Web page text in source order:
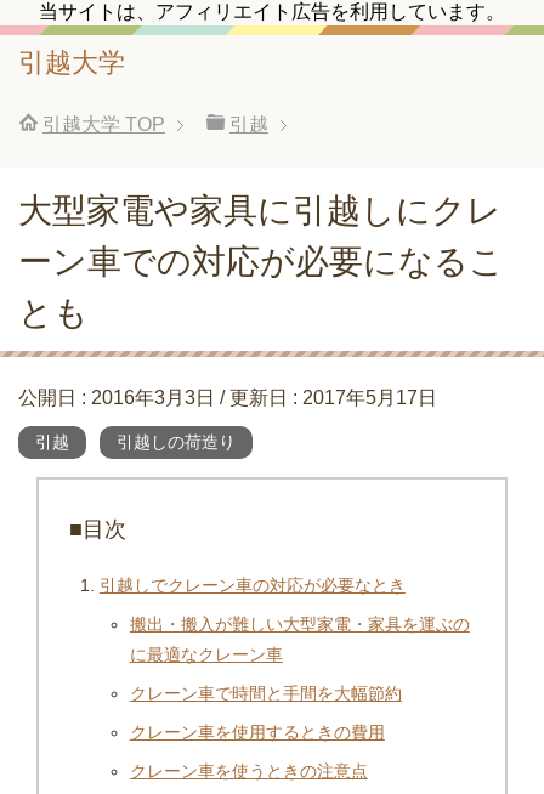
当サイトは、アフィリエイト広告を利用しています。
引越大学
引越大学 TOP 引越
大型家電や家具に引越しにクレ
ーン車での対応が必要になるこ
とも
公開日 : 2016年3月3日 / 更新日 : 2017年5月17日
引越 引越しの荷造り
■目次
引越しでクレーン車の対応が必要なとき
搬出・搬入が難しい大型家電・家具を運ぶの
に最適なクレーン車
クレーン車で時間と手間を大幅節約
クレーン車を使用するときの費用
クレーン車を使うときの注意点